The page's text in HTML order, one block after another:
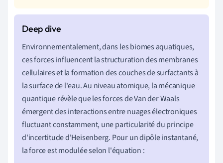
Environnementalement, dans les biomes aquatiques,
ces forces influencent la structuration des membranes
cellulaires et la formation des couches de surfactants à
la surface de l'eau. Au niveau atomique, la mécanique
quantique révèle que les forces de Van der Waals
émergent des interactions entre nuages électroniques
fluctuant constamment, une particularité du principe
d'incertitude d'Heisenberg. Pour un dipôle instantané,
la force est modulée selon l'équation :